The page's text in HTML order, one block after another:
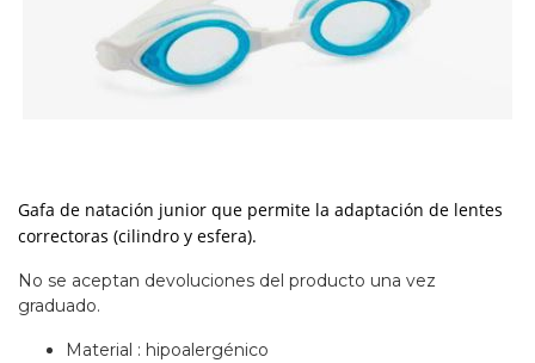
Gafa de natación junior que permite la adaptación de lentes
correctoras (cilindro y esfera).
No se aceptan devoluciones del producto una vez
graduado.
Material : hipoalergénico